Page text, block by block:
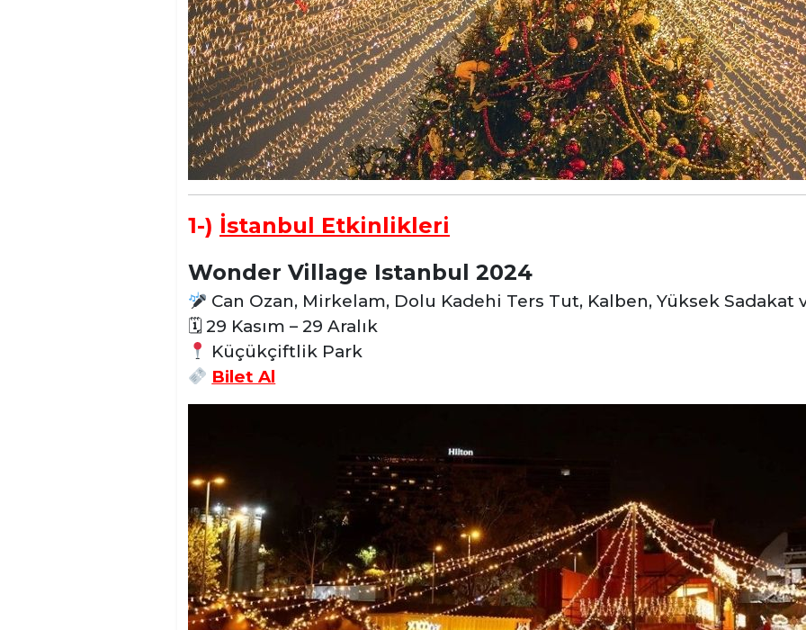
1-) İstanbul Etkinlikleri
Wonder Village Istanbul 2024
Can Ozan, Mirkelam, Dolu Kadehi Ters Tut, Kalben, Yüksek Sadakat
🗓 29 Kasım – 29 Aralık
Küçükçiftlik Park
Bilet Al